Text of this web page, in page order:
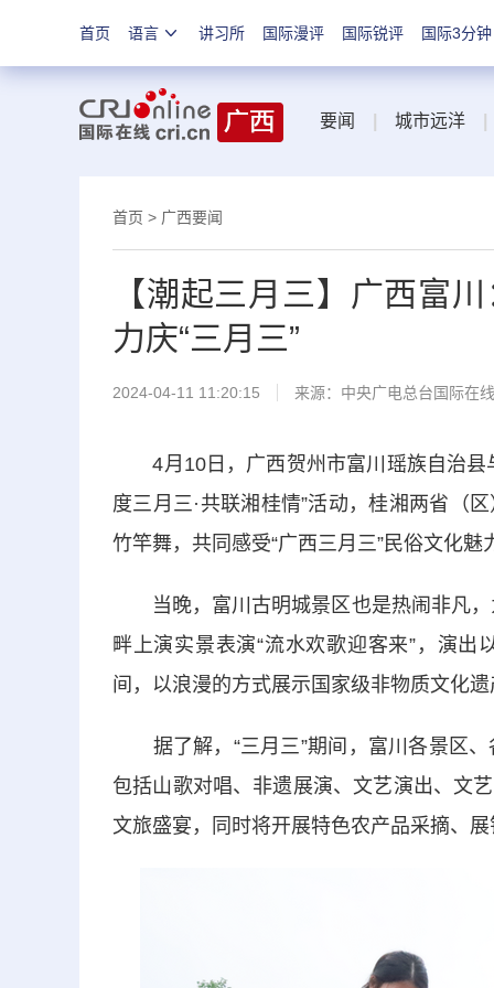
首页 语言 讲习所 国际漫评 国际锐评 国际3分钟
要闻 城市远洋
首页 > 广西要闻
【潮起三月三】广西富
力庆“三月三”
2024-04-11 11:20:15 来源：中央广电总台国际在线
4月10日，广西贺州市富川瑶族自治县
度三月三·共联湘桂情”活动，桂湘两省（
竹竿舞，共同感受“广西三月三”民俗文化魅
当晚，富川古明城景区也是热闹非凡，
畔上演实景表演“流水欢歌迎客来”，演
间，以浪漫的方式展示国家级非物质文化
据了解，“三月三”期间，富川各景区、
包括山歌对唱、非遗展演、文艺演出、文
文旅盛宴，同时将开展特色农产品采摘、